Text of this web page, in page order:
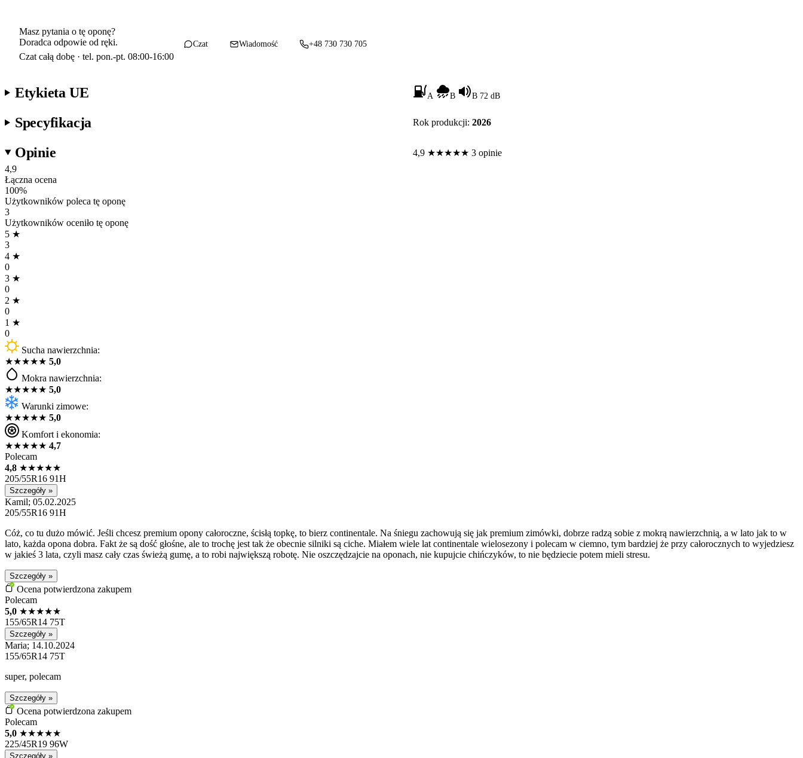
Masz pytania o tę oponę?
Doradca odpowie od ręki.
Czat całą dobę · tel. pon.-pt. 08:00-16:00
Czat Wiadomość +48 730 730 705
Etykieta UE A B B 72 dB
Specyfikacja Rok produkcji: 2026
Opinie 4,9 ★★★★★ 3 opinie
4,9
Łączna ocena
100%
Użytkowników poleca tę oponę
3
Użytkowników oceniło tę oponę
5 ★
3
4 ★
0
3 ★
0
2 ★
0
1 ★
0
Sucha nawierzchnia:
★★★★★ 5,0
Mokra nawierzchnia:
★★★★★ 5,0
Warunki zimowe:
★★★★★ 5,0
Komfort i ekonomia:
★★★★★ 4,7
Polecam
4,8 ★★★★★
205/55R16 91H
Szczegóły »
Kamil; 05.02.2025
205/55R16 91H
Cóż, co tu dużo mówić. Jeśli chcesz premium opony całoroczne, ścisłą topkę, to bierz continentale. Na śniegu zachowują się jak premium zimówki, dobrze radzą sobie z mokrą nawierzchnią, a w lato jak to w
lato, każda opona dobra. Fakt że są dość głośne, ale to trochę jest tak że obecnie silniki są ciche. Miałem wiele lat continentale wielosezony i polecam w ciemno, tym bardziej że przy całorocznych to wyjedziesz
w jakieś 3 lata, czyli masz cały czas świeżą gumę, a to robi największą robotę. Nie oszczędzajcie na oponach, nie kupujcie chińczyków, to nie będziecie potem mieli stresu.
Szczegóły »
Ocena potwierdzona zakupem
Polecam
5,0 ★★★★★
155/65R14 75T
Szczegóły »
Maria; 14.10.2024
155/65R14 75T
super, polecam
Szczegóły »
Ocena potwierdzona zakupem
Polecam
5,0 ★★★★★
225/45R19 96W
Szczegóły »